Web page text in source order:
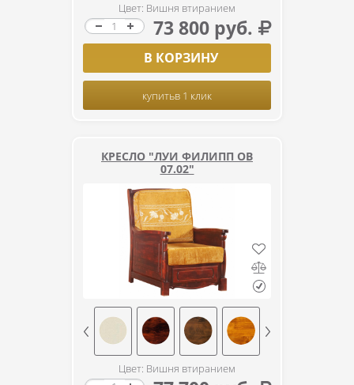
Цвет: Вишня втиранием
73 800 руб.
В КОРЗИНУ
купитьв 1 клик
КРЕСЛО "ЛУИ ФИЛИПП ОВ
07.02"
Цвет: Вишня втиранием